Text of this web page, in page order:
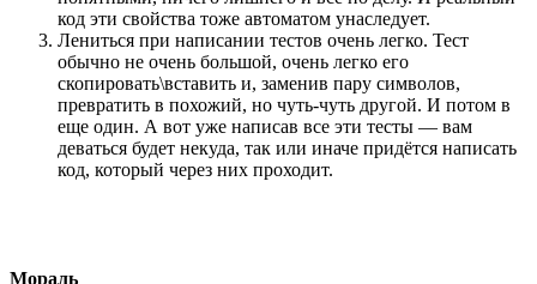
код эти свойства тоже автоматом унаследует.
Лениться при написании тестов очень легко. Тест
обычно не очень большой, очень легко его
скопировать\вставить и, заменив пару символов,
превратить в похожий, но чуть-чуть другой. И потом в
еще один. А вот уже написав все эти тесты — вам
деваться будет некуда, так или иначе придётся написать
код, который через них проходит.
Мораль